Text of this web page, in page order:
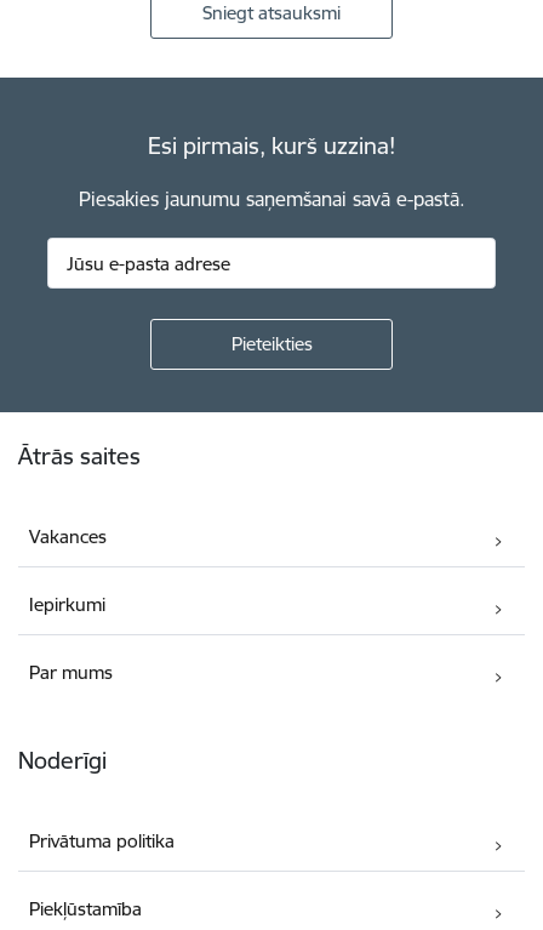
Sniegt atsauksmi
Esi pirmais, kurš uzzina!
Piesakies jaunumu saņemšanai savā e-pastā.
Ātrās saites
Vakances
Iepirkumi
Par mums
Noderīgi
Privātuma politika
Piekļūstamība